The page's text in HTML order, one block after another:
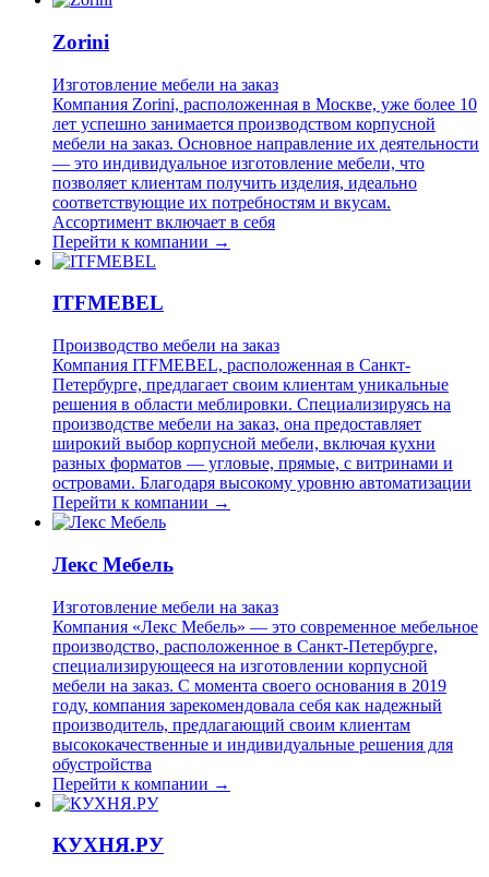
Zorini
Изготовление мебели на заказ
Компания Zorini, расположенная в Москве, уже более 10
лет успешно занимается производством корпусной
мебели на заказ. Основное направление их деятельности
— это индивидуальное изготовление мебели, что
позволяет клиентам получить изделия, идеально
соответствующие их потребностям и вкусам.
Ассортимент включает в себя
Перейти к компании →
ITFMEBEL
Производство мебели на заказ
Компания ITFMEBEL, расположенная в Санкт-
Петербурге, предлагает своим клиентам уникальные
решения в области меблировки. Специализируясь на
производстве мебели на заказ, она предоставляет
широкий выбор корпусной мебели, включая кухни
разных форматов — угловые, прямые, с витринами и
островами. Благодаря высокому уровню автоматизации
Перейти к компании →
Лекс Мебель
Изготовление мебели на заказ
Компания «Лекс Мебель» — это современное мебельное
производство, расположенное в Санкт-Петербурге,
специализирующееся на изготовлении корпусной
мебели на заказ. С момента своего основания в 2019
году, компания зарекомендовала себя как надежный
производитель, предлагающий своим клиентам
высококачественные и индивидуальные решения для
обустройства
Перейти к компании →
КУХНЯ.РУ